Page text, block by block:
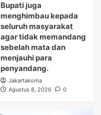
Bupati juga
menghimbau kepada
seluruh masyarakat
agar tidak memandang
sebelah mata dan
menjauhi para
penyandang.
Jakartakoma
Agustus 8, 2026
0